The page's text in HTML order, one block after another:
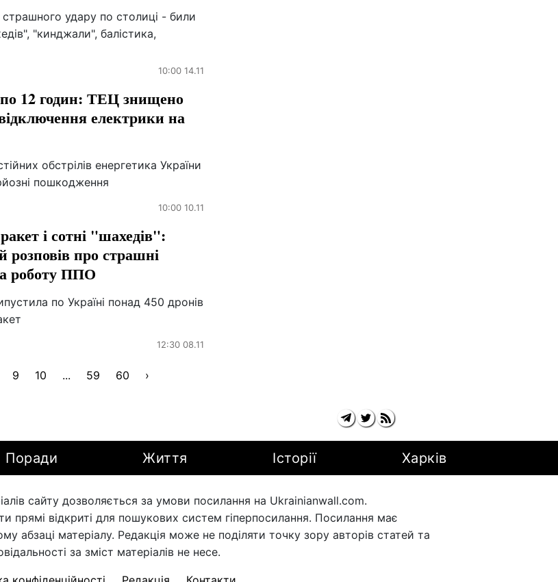
удару по столиці - били
"кинджали", балістика,
10:00 14.11
по 12 годин: ТЕЦ знищено
електрики на
обстрілів енергетика України
пошкодження
10:00 10.11
і сотні "шахедів":
розповів про страшні
роботу ППО
по Україні понад 450 дронів
12:30 08.11
9 10 ... 59 60 ›
Поради Життя Історії Харків
сайту дозволяється за умови посилання на Ukrainianwall.com.
прямі відкриті для пошукових систем гіперпосилання. Посилання має
абзаці матеріалу. Редакція може не поділяти точку зору авторів статей та
за зміст матеріалів не несе.